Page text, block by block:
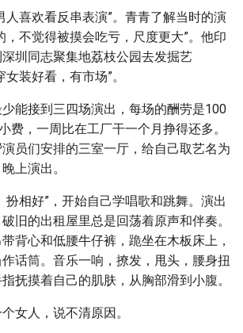
人喜欢看反串表演”。青青了解当时的演
，不觉得被摸会吃亏，尺度更大”。他印
圳同志聚集地荔枝公园去发掘艺
装好看，有市场”。
能接到三四场演出，每场的酬劳是100
费，一周比在工厂干一个月挣得还多。
员们安排的三室一厅，给自己取艺名为
上演出。
扮相好”，开始自己学唱歌和跳舞。演出
旧的出租屋里总是回荡着原声和伴奏。
背心和低腰牛仔裤，跪坐在木板床上，
话筒。音乐一响，撩发，甩头，腰身扭
抚摸着自己的肌肤，从胸部滑到小腹。
女人，说不清原因。